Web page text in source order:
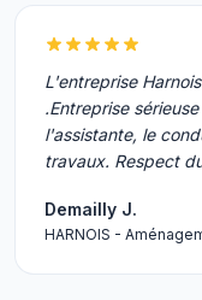
L'entreprise
.Entreprise
l'assistante, le
travaux. Respect
Demailly J.
HARNOIS -